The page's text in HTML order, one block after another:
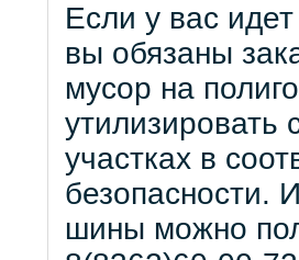
Если у вас
вы обязаны
мусор на
утилизировать
участках в
безопасности.
шины можно